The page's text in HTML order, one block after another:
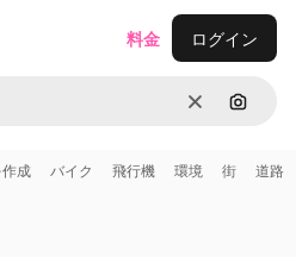
消去 画像で
料金 ログイン
成 バイク 飛行機 環境 街 道路